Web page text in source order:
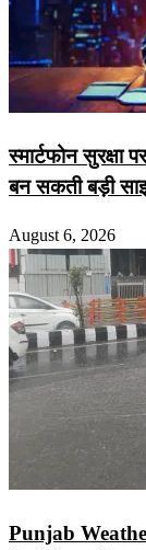
स्मार्टफोन सुरक्षा
बन सकती बड़ी
August 6, 2026
Punjab